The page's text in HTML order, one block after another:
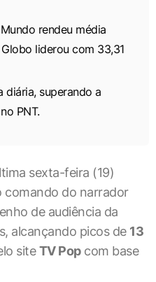
rendeu média
liderou com 33,31
diária, superando a
PNT.
sexta-feira (19)
comando do narrador
de audiência da
alcançando picos de 13
siteTV Popcom base